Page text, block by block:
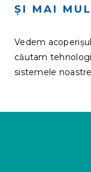
ȘI MAI
Vedem
căutam
sistemele